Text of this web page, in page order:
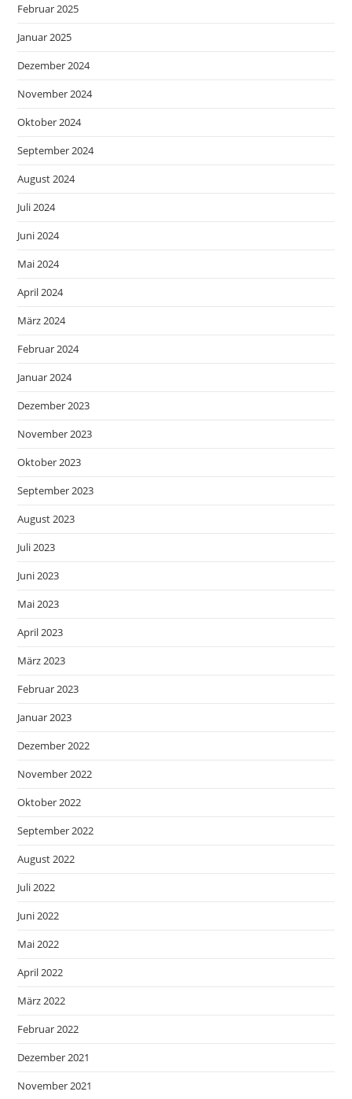
Februar 2025
Januar 2025
Dezember 2024
November 2024
Oktober 2024
September 2024
August 2024
Juli 2024
Juni 2024
Mai 2024
April 2024
März 2024
Februar 2024
Januar 2024
Dezember 2023
November 2023
Oktober 2023
September 2023
August 2023
Juli 2023
Juni 2023
Mai 2023
April 2023
März 2023
Februar 2023
Januar 2023
Dezember 2022
November 2022
Oktober 2022
September 2022
August 2022
Juli 2022
Juni 2022
Mai 2022
April 2022
März 2022
Februar 2022
Dezember 2021
November 2021